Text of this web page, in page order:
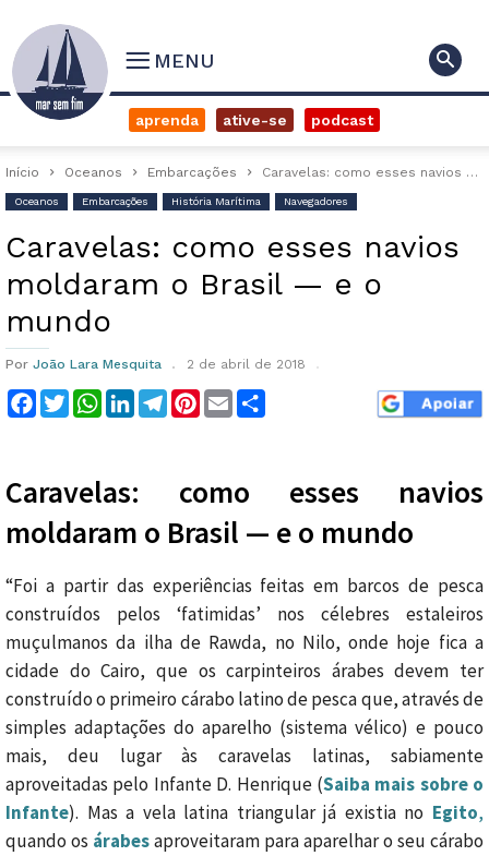
MENU
aprenda ative-se podcast
Início Oceanos Embarcações Caravelas: como esses navios moldaram o Brasil — e o mundo
Oceanos Embarcações História Marítima Navegadores
Caravelas: como esses navios
moldaram o Brasil — e o
mundo
Por João Lara Mesquita 2 de abril de 2018
Facebook
TwitterWhatsApp
LinkedInTelegram
Pinterest
Email
Caravelas: como esses navios
moldaram o Brasil — e o mundo
“Foi a partir das experiências feitas em barcos de pesca
construídos pelos ‘fatimidas’ nos célebres estaleiros
muçulmanos da ilha de Rawda, no Nilo, onde hoje fica a
cidade do Cairo, que os carpinteiros árabes devem ter
construído o primeiro cárabo latino de pesca que, através de
simples adaptações do aparelho (sistema vélico) e pouco
mais, deu lugar às caravelas latinas, sabiamente
aproveitadas pelo Infante D. Henrique (Saiba mais sobre o
Infante). Mas a vela latina triangular já existia no Egito,
quando os árabesaproveitaram para aparelhar o seu cárabo